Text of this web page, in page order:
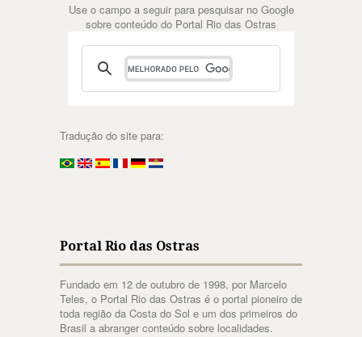
Use o campo a seguir para pesquisar no Google
sobre conteúdo do Portal Rio das Ostras
Tradução do site para:
Portal Rio das Ostras
Fundado em 12 de outubro de 1998, por Marcelo
Teles, o Portal Rio das Ostras é o portal pioneiro de
toda região da Costa do Sol e um dos primeiros do
Brasil a abranger conteúdo sobre localidades.